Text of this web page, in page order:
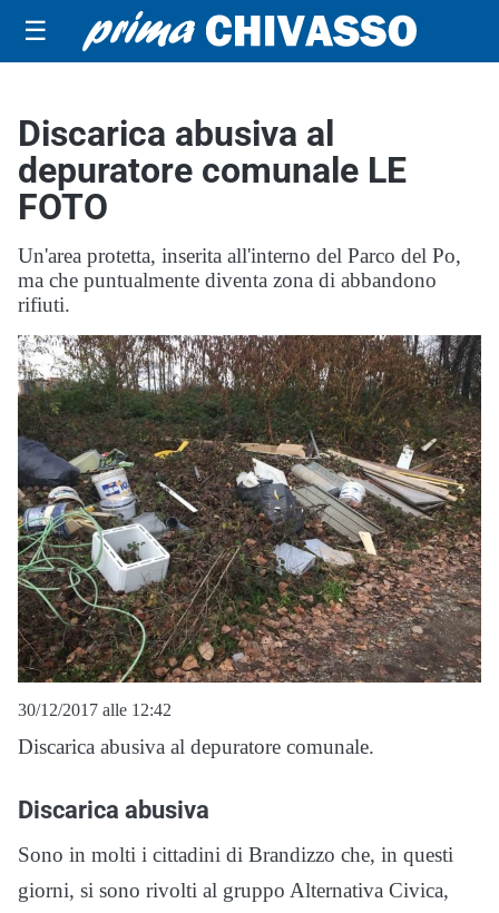
☰
Discarica abusiva al
depuratore comunale LE
FOTO
Un'area protetta, inserita all'interno del Parco del Po,
ma che puntualmente diventa zona di abbandono
rifiuti.
30/12/2017 alle 12:42
Discarica abusiva al depuratore comunale.
Discarica abusiva
Sono in molti i cittadini di Brandizzo che, in questi
giorni, si sono rivolti al gruppo Alternativa Civica,